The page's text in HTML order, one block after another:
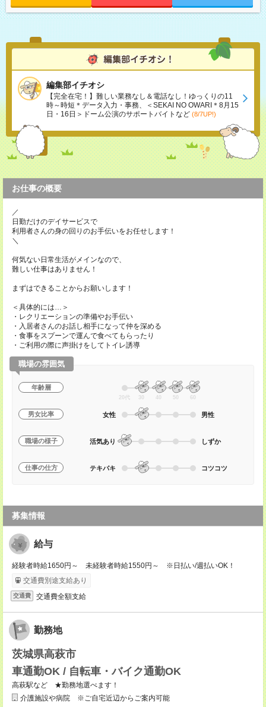
編集部イチオシ
【完全在宅！】難しい業務なし＆電話なし！ゆっくりの11
時～時短＊データ入力・事務、＜SEKAI NO OWARI＊8月15
日・16日＞ドーム公演のサポートバイトなど (8/7UP!)
お仕事の概要
／
日勤だけのデイサービスで
利用者さんの身の回りのお手伝いをお任せします！
＼
何気ない日常生活がメインなので、
難しい仕事はありません！
まずはできることからお願いします！
＜具体的には…＞
・レクリエーションの準備やお手伝い
・入居者さんのお話し相手になって仲を深める
・食事をスプーンで運んで食べてもらったり
・ご利用の際に声掛けをしてトイレ誘導
職場の雰囲気
年齢層
20代 30 40 50 60
男女比率 女性 男性
職場の様子 活気あり しずか
仕事の仕方 テキパキ コツコツ
募集情報
給与
経験者時給1650円～ 未経験者時給1550円～ ※日払い/週払いOK！
交通費別途支給あり
交通費 交通費全額支給
勤務地
茨城県高萩市
車通勤OK / 自転車・バイク通勤OK
高萩駅など ★勤務地選べます！
介護施設や病院 ※ご自宅近辺からご案内可能